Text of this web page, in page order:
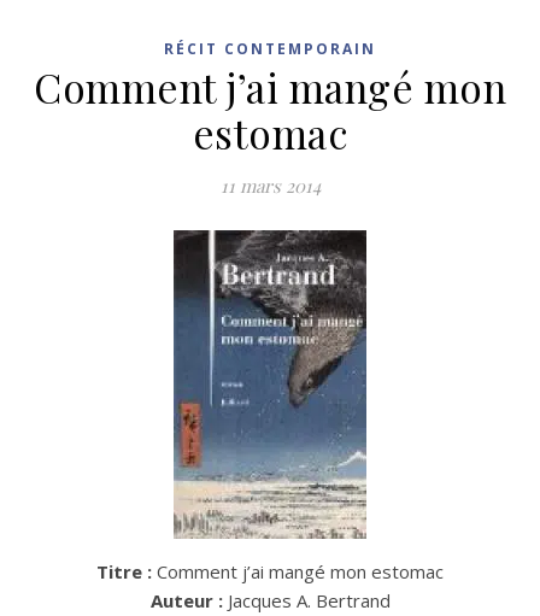
RÉCIT CONTEMPORAIN
Comment j’ai mangé mon
estomac
11 mars 2014
Titre : Comment j’ai mangé mon estomac
Auteur : Jacques A. Bertrand